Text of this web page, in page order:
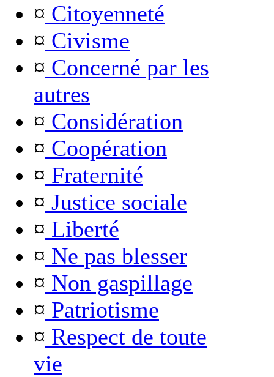
¤ Citoyenneté
¤ Civisme
¤ Concerné par les
autres
¤ Considération
¤ Coopération
¤ Fraternité
¤ Justice sociale
¤ Liberté
¤ Ne pas blesser
¤ Non gaspillage
¤ Patriotisme
¤ Respect de toute
vie